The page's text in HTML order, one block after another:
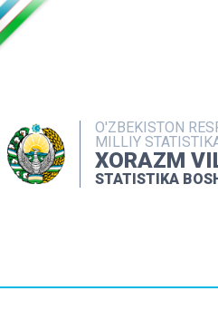
O'ZBEKISTON
MILLIY
XORAZM
STATISTIKA
INTERAKTIV
MATBUOT